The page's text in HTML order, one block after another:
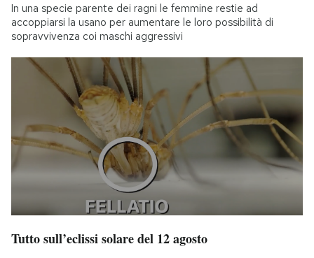
In una specie parente dei ragni le femmine restie ad
accoppiarsi la usano per aumentare le loro possibilità di
sopravvivenza coi maschi aggressivi
Tutto sull’eclissi solare del 12 agosto